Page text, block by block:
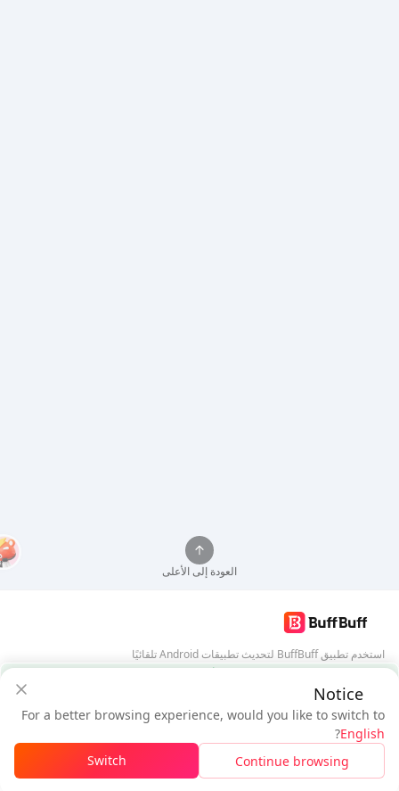
$4.4
مستخدم جديد: خصم
$4.71
تسجيل الدخول للحصول على الخصم
Notice
For a better browsing experience, would you like to switch to
English
?
Continue browsing
Switch
العودة إلى الأعلى
استخدم تطبيق BuffBuff لتحديث تطبيقات Android تلقائيًا
تابعنا
5% OFF
5% OFF